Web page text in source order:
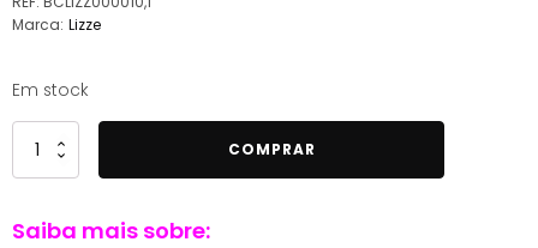
era:
é:
Marca: Lizze
Em stock
Quantidade
de
Lizze
COMPRAR
Saiba mais sobre: